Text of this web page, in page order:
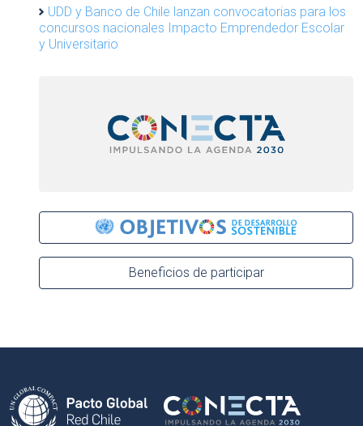
UDD y Banco de Chile lanzan convocatorias para los
concursos nacionales Impacto Emprendedor Escolar
y Universitario
Beneficios de participar